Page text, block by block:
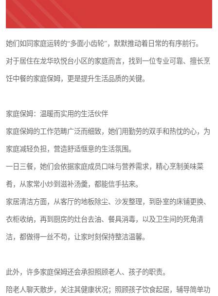
她们如同家庭运转的“多面小齿轮”，默默推动着日常的有序前行。
对于居住在龙华玖悦台小区的家庭而言，找到一位专业可靠、擅长烹
饪中餐的家庭保姆，更是提升生活品质的关键。
家庭保姆：温暖而实用的生活伙伴
家庭保姆的工作范畴广泛而细致，她们用勤劳的双手和热忱的心，为
家庭减轻负担，营造舒适惬意的生活氛围。
一日三餐，她们会依据家庭成员口味与营养需求，精心烹制美味菜
肴，从家常小炒到滋补汤羹，都能信手拈来。
家居清洁方面，从客厅的地板除尘、沙发整理，到卧室的床铺更换、
衣柜收纳，再到厨房的灶台去油、餐具消毒，以及卫生间的死角清
洁，都做得一丝不苟，让家时刻保持整洁温馨。
此外，许多家庭保姆还会承担照顾老人、孩子的职责。
陪老人聊天散步，关注其健康状况；照顾孩子饮食起居，辅导简单功